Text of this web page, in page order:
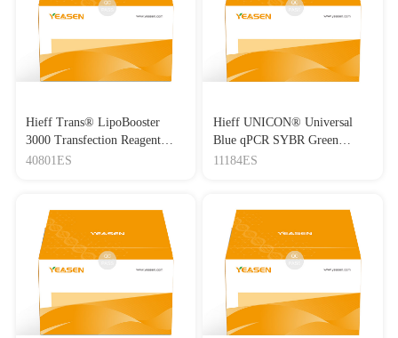
Hieff Trans® LipoBooster
3000 Transfection Reagent
Lipo3000转染试剂
40801ES
Hieff UNICON® Universal
Blue qPCR SYBR Green
Master Mix
11184ES